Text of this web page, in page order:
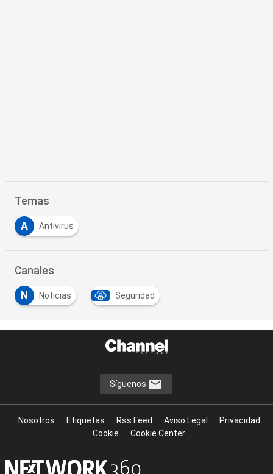
Temas
A Antivirus
Canales
N Noticias Seguridad
Síguenos
Nosotros Etiquetas Rss Feed Aviso Legal
Privacidad
Cookie
Cookie Center